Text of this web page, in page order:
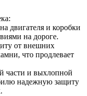
двигателя и коробки
на дороге.
от внешних
что продлевает
части и выхлопной
надежную защиту